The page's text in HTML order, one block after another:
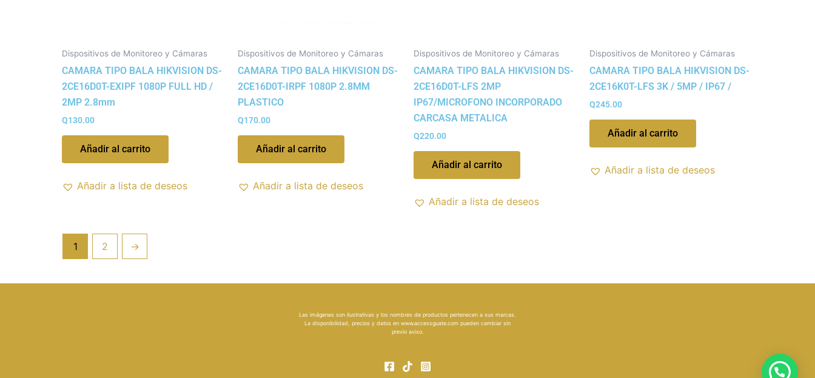
Dispositivos de Monitoreo y Cámaras
CAMARA TIPO BALA HIKVISION DS-
2CE16D0T-EXIPF 1080P FULL HD /
2MP 2.8mm
Q130.00
Añadir al carrito
Añadir a lista de deseos
Dispositivos de Monitoreo y Cámaras
CAMARA TIPO BALA HIKVISION DS-
2CE16D0T-IRPF 1080P 2.8MM
PLASTICO
Q170.00
Añadir al carrito
Añadir a lista de deseos
Dispositivos de Monitoreo y Cámaras
CAMARA TIPO BALA HIKVISION DS-
2CE16D0T-LFS 2MP
IP67/MICROFONO INCORPORADO
CARCASA METALICA
Q220.00
Añadir al carrito
Añadir a lista de deseos
Dispositivos de Monitoreo y Cámaras
CAMARA TIPO BALA HIKVISION DS-
2CE16K0T-LFS 3K / 5MP / IP67 /
Q245.00
Añadir al carrito
Añadir a lista de deseos
1 2 →
Las imágenes son ilustrativas y los nombres de productos pertenecen a sus marcas.
La disponibilidad, precios y datos en www.accessguate.com pueden cambiar sin
previo aviso.